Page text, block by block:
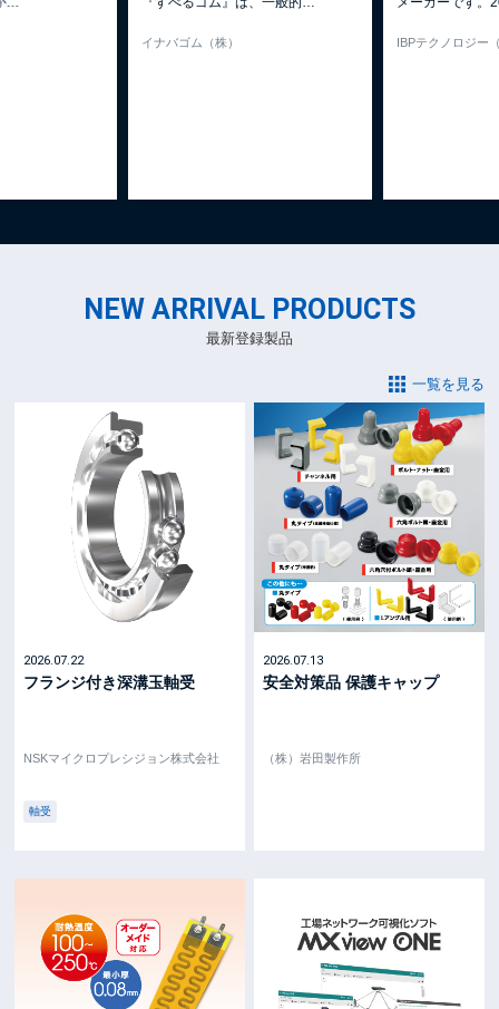
IBPテクノロジー（株） ウェルコムデザイ
NEW ARRIVAL PRODUCTS
最新登録製品
一覧を見る
2026.07.22
フランジ付き深溝玉軸受
NSKマイクロプレシジョン株式会社
軸受
2026.07.13
安全対策品 保護キャップ
（株）岩田製作所